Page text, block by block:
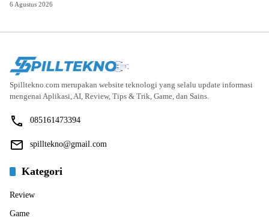
6 Agustus 2026
Spilltekno.com merupakan website teknologi yang selalu update informasi
mengenai Aplikasi, AI, Review, Tips & Trik, Game, dan Sains.
085161473394
spilltekno@gmail.com
Kategori
Review
Game